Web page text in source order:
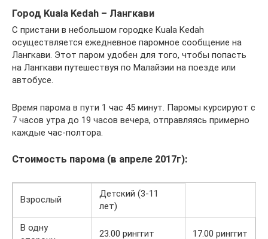
Город Kuala Kedah – Лангкави
С пристани в небольшом городке Kuala Kedah
осуществляется ежедневное паромное сообщение на
Лангкави. Этот паром удобен для того, чтобы попасть
на Лангкави путешествуя по Малайзии на поезде или
автобусе.
Время парома в пути 1 час 45 минут. Паромы курсируют с
7 часов утра до 19 часов вечера, отправляясь примерно
каждые час-полтора.
Стоимость парома (в апреле 2017г):
Взрослый
Детский (3-11
лет)
В одну
23.00 ринггит 17.00 ринггит